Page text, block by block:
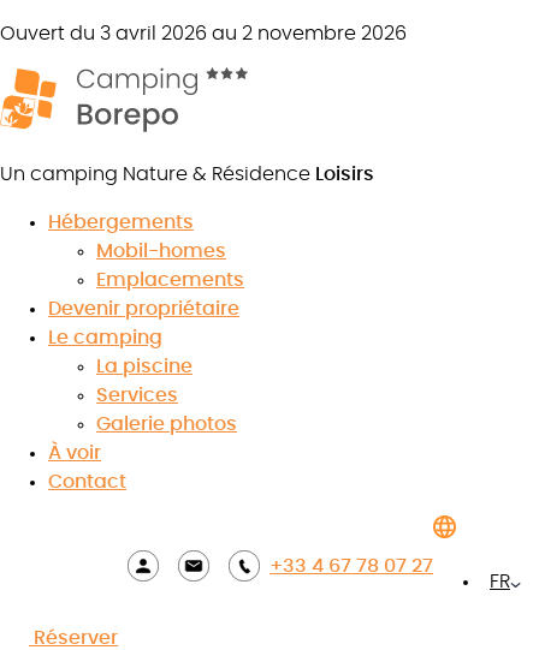
Ouvert du 3 avril 2026 au 2 novembre 2026
Un camping Nature & Résidence Loisirs
Hébergements
Mobil-homes
Emplacements
Devenir propriétaire
Le camping
La piscine
Services
Galerie photos
À voir
Contact
+33 4 67 78 07 27
FR
Réserver
Camping 3 étoiles près de Sète
Camping 3 étoiles près de Sète